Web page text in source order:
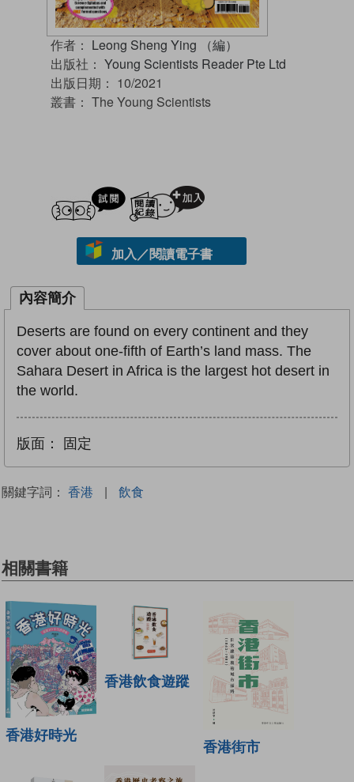
作者： Leong Sheng Ying （編）
出版社： Young Scientists Reader Pte Ltd
出版日期： 10/2021
叢書： The Young Scientists
試閲
加入／閱讀電子書
內容簡介
Deserts are found on every continent and they
cover about one-fifth of Earth’s land mass. The
Sahara Desert in Africa is the largest hot desert in
the world.
版面： 固定
關鍵字詞： 香港 | 飲食
相關書籍
香港好時光
香港飲食遊蹤
香港街市